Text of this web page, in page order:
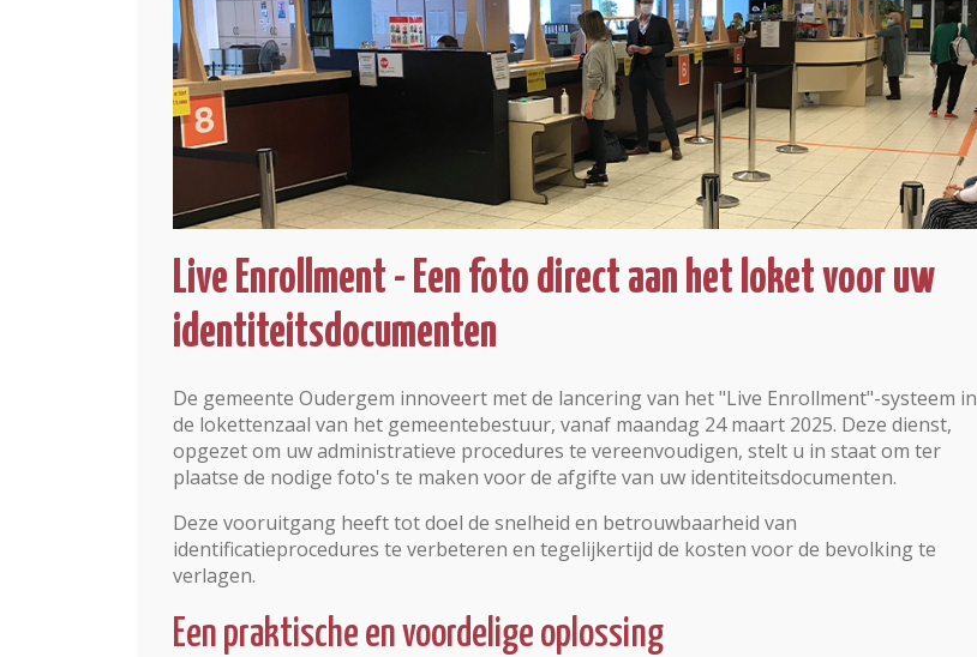
Live Enrollment - Een foto direct aan het loket voor uw
identiteitsdocumenten
De gemeente Oudergem innoveert met de lancering van het "Live Enrollment"-systeem in
de lokettenzaal van het gemeentebestuur, vanaf maandag 24 maart 2025. Deze dienst,
opgezet om uw administratieve procedures te vereenvoudigen, stelt u in staat om ter
plaatse de nodige foto's te maken voor de afgifte van uw identiteitsdocumenten.
Deze vooruitgang heeft tot doel de snelheid en betrouwbaarheid van
identificatieprocedures te verbeteren en tegelijkertijd de kosten voor de bevolking te
verlagen.
Een praktische en voordelige oplossing